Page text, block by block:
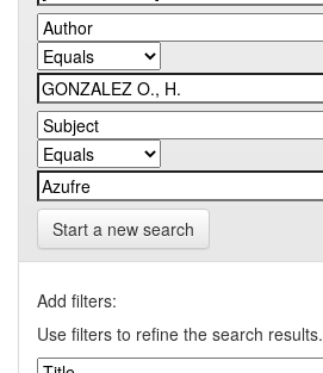
Start a new search
Add filters:
Use filters to refine the search results.